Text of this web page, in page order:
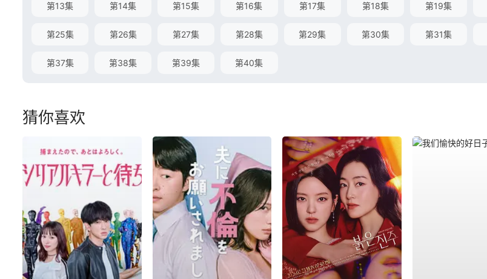
第13集 第14集 第15集 第16集 第17集 第18集 第19集
第25集 第26集 第27集 第28集 第29集 第30集 第31集
第37集 第38集 第39集 第40集
猜你喜欢